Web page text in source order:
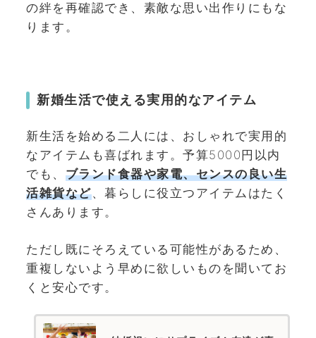
の絆を再確認でき、素敵な思い出作りにもな
ります。
新婚生活で使える実用的なアイテム
新生活を始める二人には、おしゃれで実用的
なアイテムも喜ばれます。予算5000円以内
でも、 ブランド食器や家電、センスの良い生
活雑貨など、暮らしに役立つアイテムはたく
さんあります。
ただし既にそろえている可能性があるため、
重複しないよう早めに欲しいものを聞いてお
くと安心です。